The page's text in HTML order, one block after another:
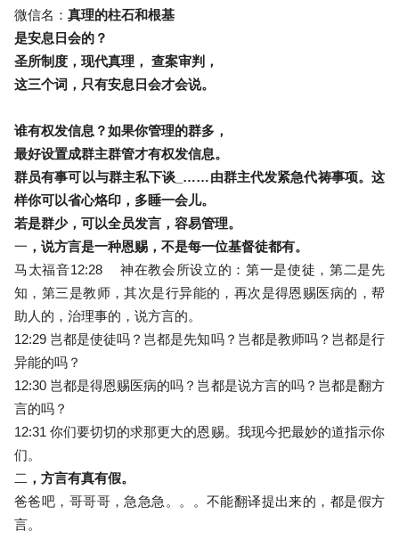
微信名： 真理的柱石和根基
是安息日会的？
圣所制度，现代真理， 查案审判，
这三个词，只有安息日会才会说。
谁有权发信息？如果你管理的群多，
最好设置成群主群管才有权发信息。
群员有事可以与群主私下谈_……由群主代发紧急代祷事项。这
样你可以省心烙印，多睡一会儿。
若是群少，可以全员发言，容易管理。
一 ，说方言是一种恩赐，不是每一位基督徒都有。
马太福音12:28 神在教会所设立的：第一是使徒，第二是先
知，第三是教师，其次是行异能的，再次是得恩赐医病的，帮
助人的，治理事的，说方言的。
12:29 岂都是使徒吗？岂都是先知吗？岂都是教师吗？岂都是行
异能的吗？
12:30 岂都是得恩赐医病的吗？岂都是说方言的吗？岂都是翻方
言的吗？
12:31 你们要切切的求那更大的恩赐。我现今把最妙的道指示你
们。
二 ，方言有真有假。
爸爸吧，哥哥哥，急急急。。。不能翻译提出来的，都是假方
言。